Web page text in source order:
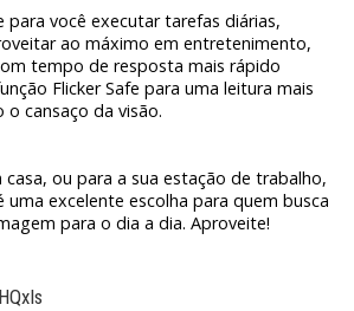
para você executar tarefas diárias,
ao máximo em entretenimento,
tempo de resposta mais rápido
Flicker Safe para uma leitura mais
cansaço da visão.
ou para a sua estação de trabalho,
uma excelente escolha para quem busca
para o dia a dia. Aproveite!